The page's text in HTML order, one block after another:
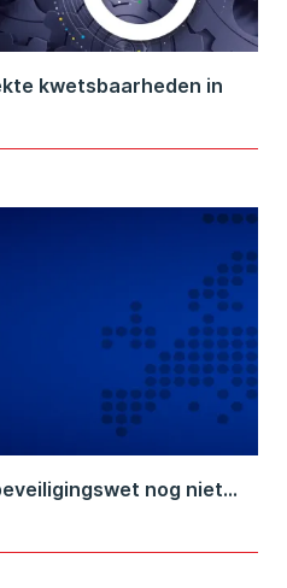
kwetsbaarheden in
nog niet…